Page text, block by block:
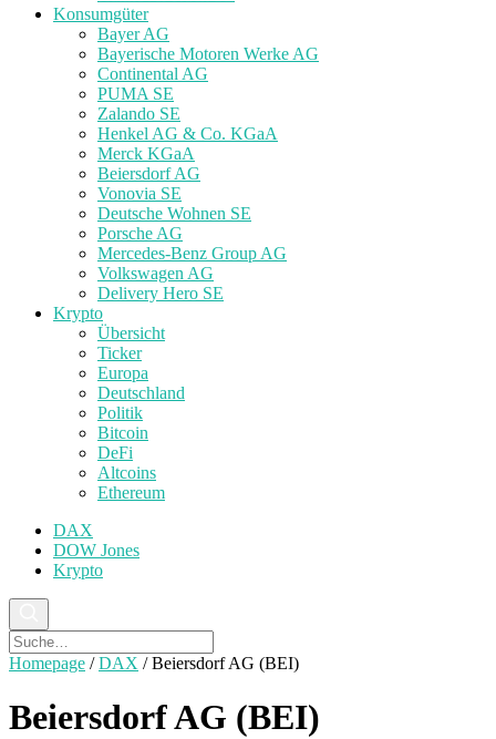
Konsumgüter
Bayer AG
Bayerische Motoren Werke AG
Continental AG
PUMA SE
Zalando SE
Henkel AG & Co. KGaA
Merck KGaA
Beiersdorf AG
Vonovia SE
Deutsche Wohnen SE
Porsche AG
Mercedes-Benz Group AG
Volkswagen AG
Delivery Hero SE
Krypto
Übersicht
Ticker
Europa
Deutschland
Politik
Bitcoin
DeFi
Altcoins
Ethereum
DAX
DOW Jones
Krypto
Homepage /DAX /Beiersdorf AG (BEI)
Beiersdorf AG (BEI)